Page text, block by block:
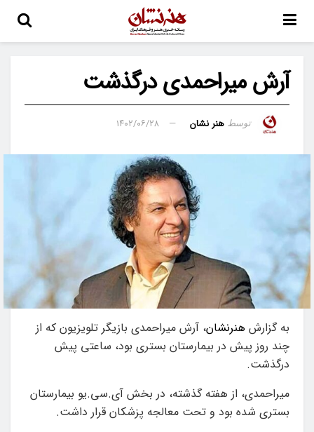
آرش میراحمدی درگذشت
توسط هنر نشان ۱۴۰۲/۰۶/۲۸
به گزارش هنرنشان، آرش میراحمدی بازیگر تلویزیون که از
چند روز پیش در بیمارستان بستری بود، ساعتی پیش
درگذشت.
میراحمدی، از هفته گذشته، در بخش آی.سی.یو بیمارستان
بستری شده بود و تحت معالجه پزشکان قرار داشت.